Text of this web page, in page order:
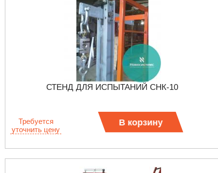
СТЕНД ДЛЯ ИСПЫТАНИЙ СНК-10
Требуется
уточнить цену
В корзину